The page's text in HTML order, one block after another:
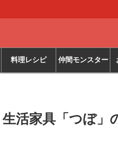
料理レシピ 仲間モンスター
活家具「つぼ」